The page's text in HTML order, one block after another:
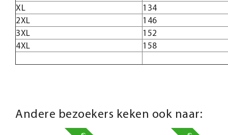
XL
134
2XL
146
3XL
152
4XL
158
Andere bezoekers keken ook naar: